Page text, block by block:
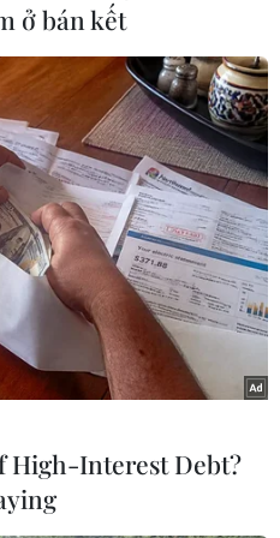
năng thu giữ tại hiện trường.
(TTXVN/Vietnam+)
ở bán kết
High-Interest Debt?